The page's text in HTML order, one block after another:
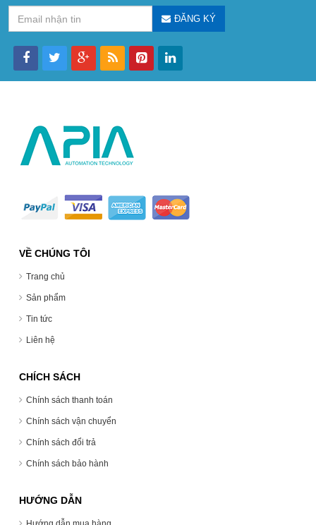
ĐĂNG KÝ
VỀ CHÚNG TÔI
Trang chủ
Sản phẩm
Tin tức
Liên hệ
CHÍCH SÁCH
Chính sách thanh toán
Chính sách vận chuyển
Chính sách đổi trả
Chính sách bảo hành
HƯỚNG DẪN